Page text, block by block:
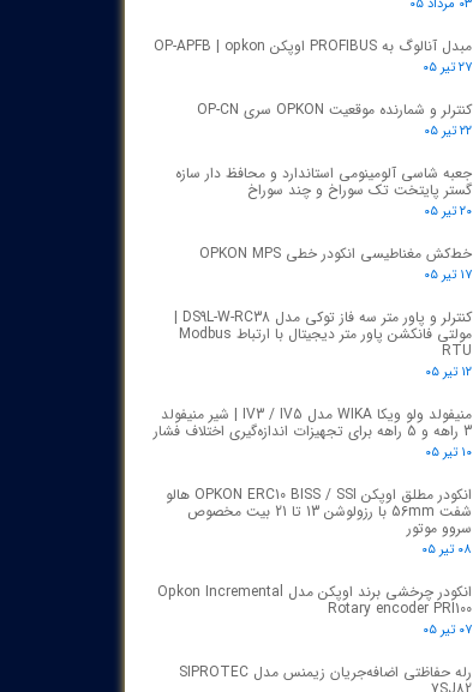
۰۳ مرداد ۰۵
مبدل آنالوگ به PROFIBUS اوپکن OP-APFB | opkon
۲۷ تیر ۰۵
کنترلر و شمارنده موقعیت OPKON سری OP-CN
۲۲ تیر ۰۵
جعبه شاسی آلومینومی استاندارد و محافظ دار سازه
گستر پایتخت تک سوراخ و چند سوراخ
۲۰ تیر ۰۵
خط‌کش مغناطیسی انکودر خطی OPKON MPS
۱۷ تیر ۰۵
کنترلر و پاور متر سه فاز توکی مدل DS9L-W-RC38 |
مولتی فانکشن پاور متر دیجیتال با ارتباط Modbus
RTU
۱۲ تیر ۰۵
منیفولد ولو ویکا WIKA مدل IV3 / IV5 | شیر منیفولد
3 راهه و 5 راهه برای تجهیزات اندازه‌گیری اختلاف فشار
۱۰ تیر ۰۵
انکودر مطلق اوپکن OPKON ERC10 BISS / SSI هالو
شفت 56mm با رزولوشن 13 تا 21 بیت مخصوص
سروو موتور
۰۸ تیر ۰۵
انکودر چرخشی برند اوپکن مدل Opkon Incremental
Rotary encoder PRI100
۰۷ تیر ۰۵
رله حفاظتی اضافه‌جریان زیمنس مدل SIPROTEC